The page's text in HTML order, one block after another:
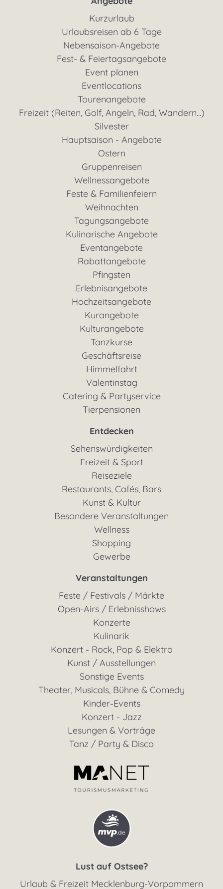
Kurzurlaub
Urlaubsreisen ab 6 Tage
Nebensaison-Angebote
Fest- & Feiertagsangebote
Event planen
Eventlocations
Tourenangebote
Freizeit (Reiten, Golf, Angeln, Rad, Wandern...)
Silvester
Hauptsaison - Angebote
Ostern
Gruppenreisen
Wellnessangebote
Feste & Familienfeiern
Weihnachten
Tagungsangebote
Kulinarische Angebote
Eventangebote
Rabattangebote
Pfingsten
Erlebnisangebote
Hochzeitsangebote
Kurangebote
Kulturangebote
Tanzkurse
Geschäftsreise
Himmelfahrt
Valentinstag
Catering & Partyservice
Tierpensionen
Entdecken
Sehenswürdigkeiten
Freizeit & Sport
Reiseziele
Restaurants, Cafés, Bars
Kunst & Kultur
Besondere Veranstaltungen
Wellness
Shopping
Gewerbe
Veranstaltungen
Feste / Festivals / Märkte
Open-Airs / Erlebnisshows
Konzerte
Kulinarik
Konzert - Rock, Pop & Elektro
Kunst / Ausstellungen
Sonstige Events
Theater, Musicals, Bühne & Comedy
Kinder-Events
Konzert - Jazz
Lesungen & Vorträge
Tanz / Party & Disco
Lust auf Ostsee?
Urlaub & Freizeit Mecklenburg-Vorpommern